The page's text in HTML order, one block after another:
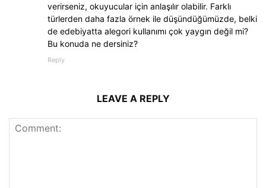
verirseniz, okuyucular için anlaşılır olabilir. Farklı
türlerden daha fazla örnek ile düşündüğümüzde, belki
de edebiyatta alegori kullanımı çok yaygın değil mi?
Bu konuda ne dersiniz?
Reply
LEAVE A REPLY